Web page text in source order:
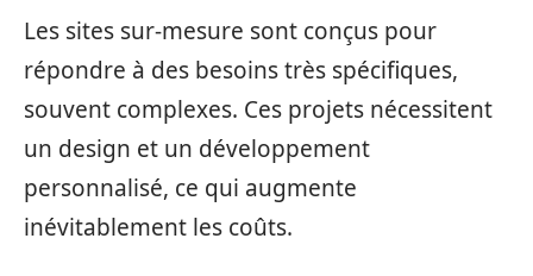
Les sites sur-mesure sont conçus pour
répondre à des besoins très spécifiques,
souvent complexes. Ces projets nécessitent
un design et un développement
personnalisé, ce qui augmente
inévitablement les coûts.